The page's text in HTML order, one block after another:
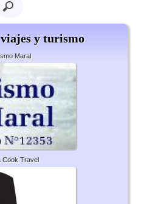
y turismo
Maral
Cook Travel